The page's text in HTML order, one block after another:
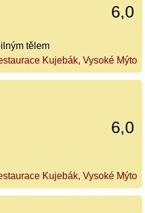
6,0
tělem
Kujebák, Vysoké Mýto
6,0
Kujebák, Vysoké Mýto